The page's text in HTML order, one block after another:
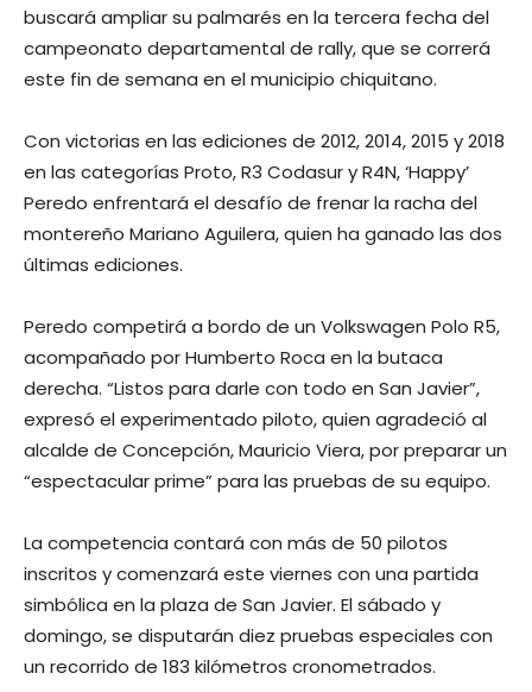
buscará ampliar su palmarés en la tercera fecha del
campeonato departamental de rally, que se correrá
este fin de semana en el municipio chiquitano.
Con victorias en las ediciones de 2012, 2014, 2015 y 2018
en las categorías Proto, R3 Codasur y R4N, ‘Happy’
Peredo enfrentará el desafío de frenar la racha del
montereño Mariano Aguilera, quien ha ganado las dos
últimas ediciones.
Peredo competirá a bordo de un Volkswagen Polo R5,
acompañado por Humberto Roca en la butaca
derecha. “Listos para darle con todo en San Javier”,
expresó el experimentado piloto, quien agradeció al
alcalde de Concepción, Mauricio Viera, por preparar un
“espectacular prime” para las pruebas de su equipo.
La competencia contará con más de 50 pilotos
inscritos y comenzará este viernes con una partida
simbólica en la plaza de San Javier. El sábado y
domingo, se disputarán diez pruebas especiales con
un recorrido de 183 kilómetros cronometrados.